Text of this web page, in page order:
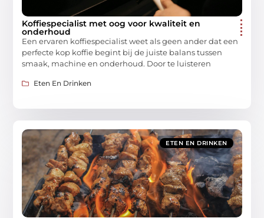
Koffiespecialist met oog voor kwaliteit en
onderhoud
Een ervaren koffiespecialist weet als geen ander dat een
perfecte kop koffie begint bij de juiste balans tussen
smaak, machine en onderhoud. Door te luisteren
Eten En Drinken
ETEN EN DRINKEN